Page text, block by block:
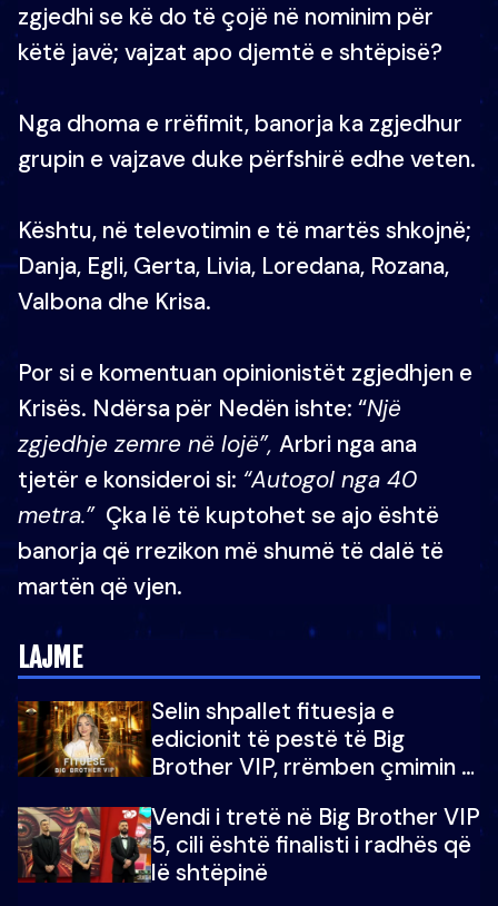
zgjedhi se kë do të çojë në nominim për
këtë javë; vajzat apo djemtë e shtëpisë?
Nga dhoma e rrëfimit, banorja ka zgjedhur
grupin e vajzave duke përfshirë edhe veten.
Kështu, në televotimin e të martës shkojnë;
Danja, Egli, Gerta, Livia, Loredana, Rozana,
Valbona dhe Krisa.
Por si e komentuan opinionistët zgjedhjen e
Krisës. Ndërsa për Nedën ishte: “Një
zgjedhje zemre në lojë”, Arbri nga ana
tjetër e konsideroi si: “Autogol nga 40
metra.”Çka lë të kuptohet se ajo është
banorja që rrezikon më shumë të dalë të
martën që vjen.
LAJME
Selin shpallet fituesja e
edicionit të pestë të Big
Brother VIP, rrëmben çmimin e
Vendi i tretë në Big Brother VIP
5, cili është finalisti i radhës që
lë shtëpinë